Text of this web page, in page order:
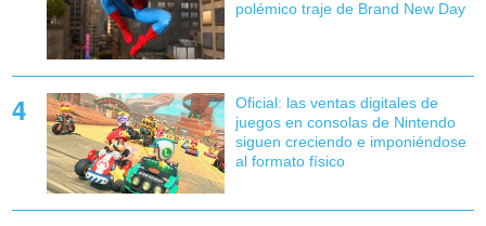
polémico traje de Brand New Day
Oficial: las ventas digitales de
juegos en consolas de Nintendo
siguen creciendo e imponiéndose
al formato físico